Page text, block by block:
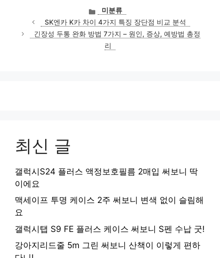
카
테
고
리
미분류
SK엔카 K카 차이 4가지 특징 장단점 비교 분석
긴장성 두통 완화 방법 7가지 – 원인, 증상, 예방법 총정
리
최신 글
갤럭시S24 플러스 액정보호필름 2매입 써보니 딱
이에요
맥세이프 투명 케이스 2주 써보니 변색 없이 슬림해
요
갤럭시탭 S9 FE 플러스 케이스 써보니 S펜 수납 굿!
강아지리드줄 5m 그린 써보니 산책이 이렇게 편하